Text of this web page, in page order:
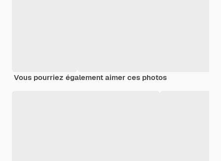
Vous pourriez également aimer ces photos